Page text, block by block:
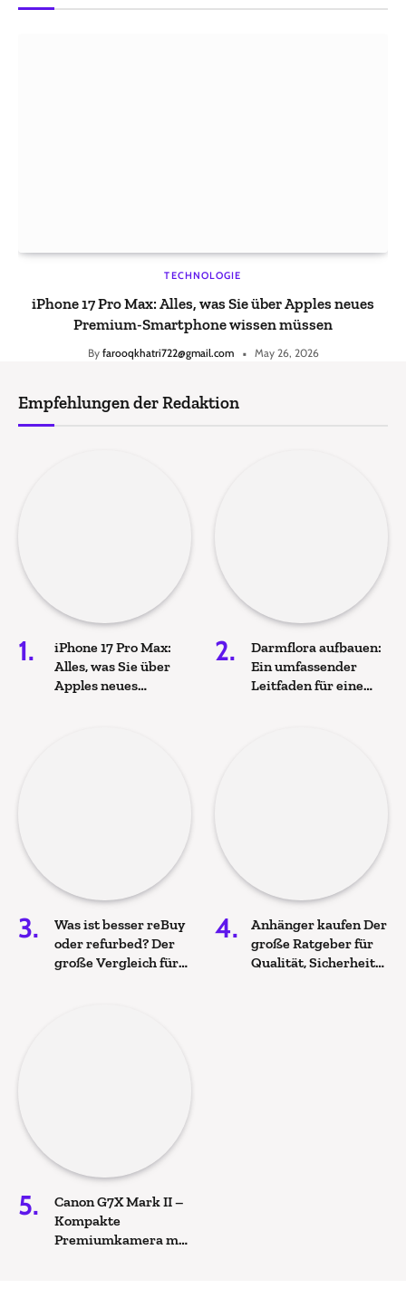
TECHNOLOGIE
iPhone 17 Pro Max: Alles, was Sie über Apples neues
Premium-Smartphone wissen müssen
By farooqkhatri722@gmail.com May 26, 2026
Empfehlungen der Redaktion
iPhone 17 Pro Max:
Alles, was Sie über
Apples neues
Darmflora aufbauen:
Ein umfassender
Leitfaden für eine
Was ist besser reBuy
oder refurbed? Der
große Vergleich für
Anhänger kaufen Der
große Ratgeber für
Qualität, Sicherheit
Canon G7X Mark II –
Kompakte
Premiumkamera mit